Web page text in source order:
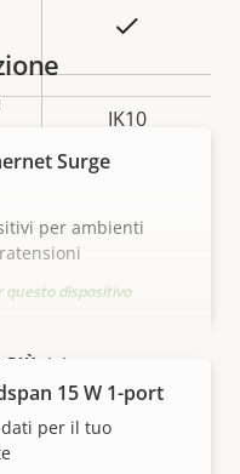
IK10
PIÙ
Surge
per ambienti
questo dispositivo
15 W 1-port
per il tuo